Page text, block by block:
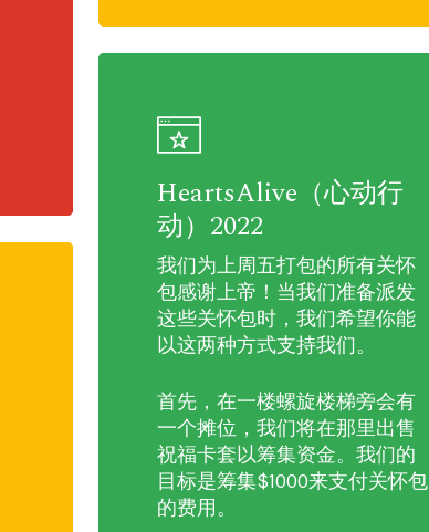
HeartsAlive（心动行
动）2022
我们为上周五打包的所有关怀
包感谢上帝！当我们准备派发
这些关怀包时，我们希望你能
以这两种方式支持我们。
首先，在一楼螺旋楼梯旁会有
一个摊位，我们将在那里出售
祝福卡套以筹集资金。我们的
目标是筹集$1000来支付关怀包
的费用。